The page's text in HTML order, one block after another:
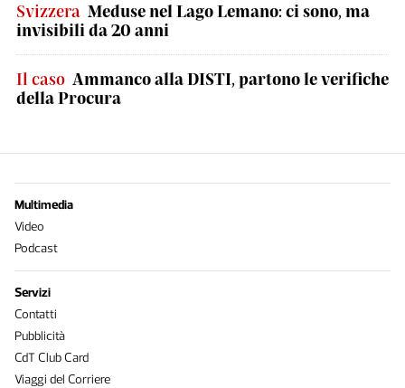
Svizzera Meduse nel Lago Lemano: ci sono, ma
invisibili da 20 anni
Il caso Ammanco alla DISTI, partono le verifiche
della Procura
Multimedia
Video
Podcast
Servizi
Contatti
Pubblicità
CdT Club Card
Viaggi del Corriere